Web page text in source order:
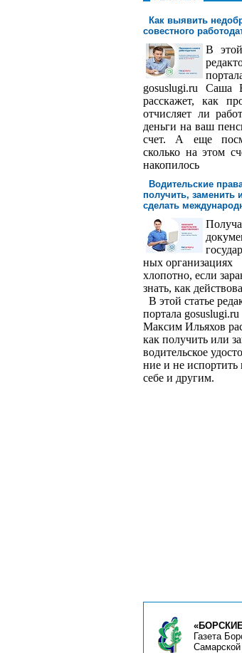
Как выявить
совестного
В
gosuslugi.ru Саша
расскажет, как
отчисляет ли
деньги на ваш
счет. А еще
сколько на этом
накопилось
Водительские
получить, заменить
сделать
ных организациях
хлопотно, если
знать, как
В этой статье
портала gosuslugi.ru
Максим Ильяхов
как получить или
водительское
ние и не испортить
себе и другим.
Газета
Самарской